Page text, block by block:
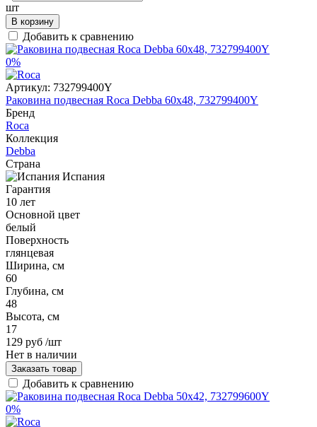
шт
В корзину
Добавить к сравнению
0%
Артикул: 732799400Y
Раковина подвесная Roca Debba 60x48, 732799400Y
Бренд
Roca
Коллекция
Debba
Страна
Испания
Гарантия
10 лет
Основной цвет
белый
Поверхность
глянцевая
Ширина, см
60
Глубина, см
48
Высота, см
17
129 руб /шт
Нет в наличии
Заказать товар
Добавить к сравнению
0%